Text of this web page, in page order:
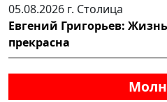
05.08.2026 г. Столица
Евгений Григорьев:
прекрасна